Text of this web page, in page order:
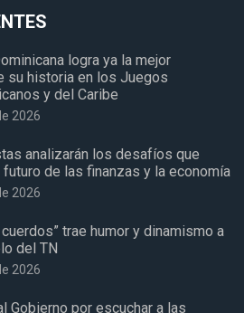
logra ya la mejor
su historia en los Juegos
y del Caribe
2026
analizarán los desafíos que
de las finanzas y la economía
2026
trae humor y dinamismo a
del TN
2026
Gobierno por escuchar a las